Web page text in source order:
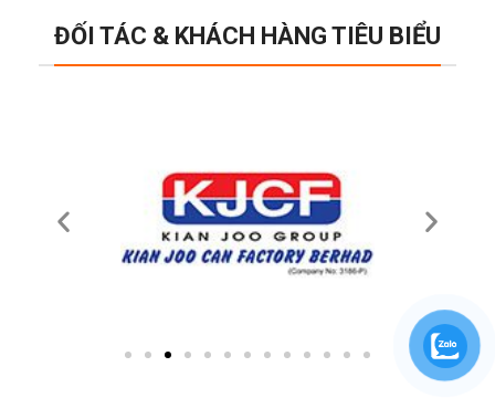
ĐỐI TÁC & KHÁCH HÀNG TIÊU BIỂU